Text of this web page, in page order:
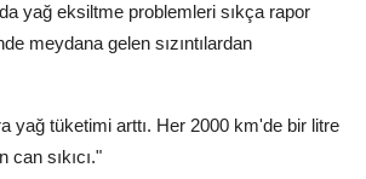
yağ eksiltme problemleri sıkça rapor
meydana gelen sızıntılardan
yağ tüketimi arttı. Her 2000 km'de bir litre
sıkıcı."